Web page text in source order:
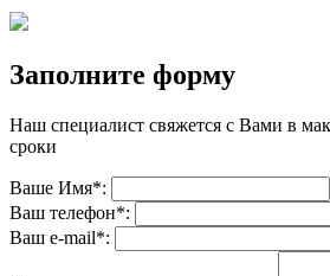
Заполните форму
Наш специалист свяжется с Вами в
сроки
Ваше Имя*:
Ваш телефон*:
Ваш е-mail*: